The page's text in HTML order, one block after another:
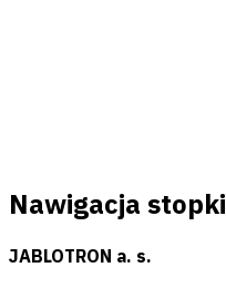
Nawigacja stopki
JABLOTRON a. s.